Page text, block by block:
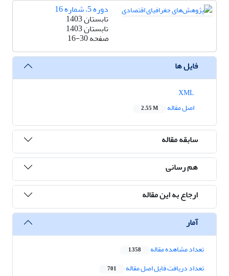
دوره 5، شماره 16
تابستان 1403
تابستان 1403
صفحه16-30
فایل ها
اصل مقاله
2.55 M
سابقه مقاله
هم رسانی
ارجاع به این مقاله
آمار
تعداد مشاهده مقاله 1,358
تعداد دریافت فایل اصل مقاله 701